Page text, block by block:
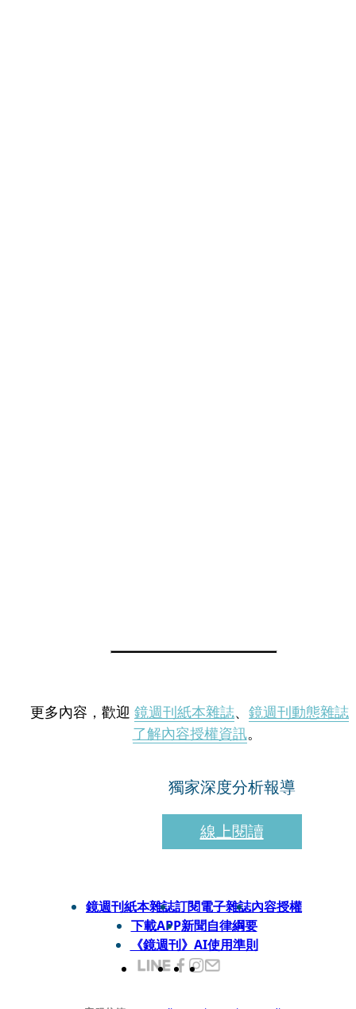
更多內容，歡迎 鏡週刊紙本雜誌、 鏡週刊動態雜誌
了解內容授權資訊。
獨家深度分析報導
線上閱讀
鏡週刊紙本雜誌訂閱電子雜誌內容授權
下載APP新聞自律綱要
《鏡週刊》AI使用準則